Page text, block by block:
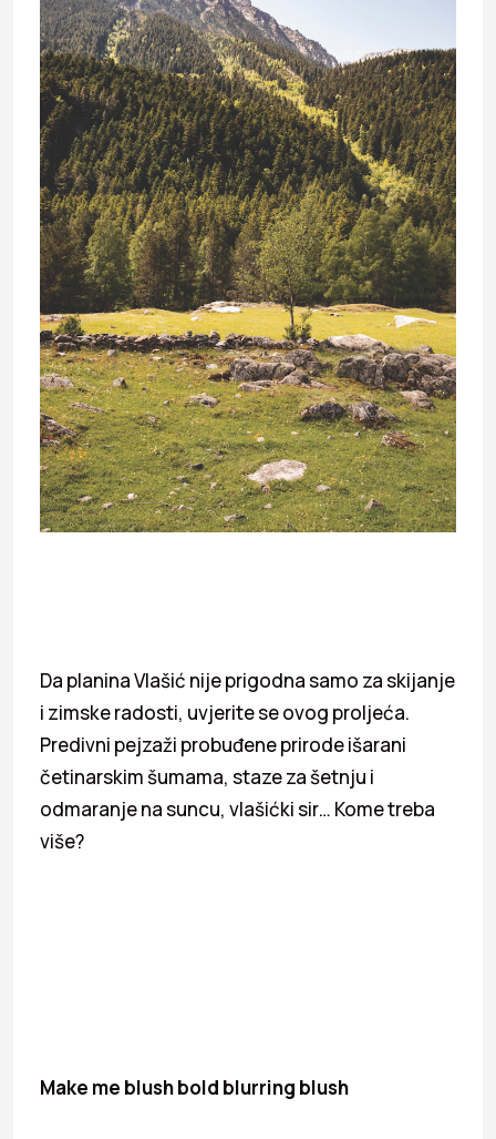
Da planina Vlašić nije prigodna samo za skijanje
i zimske radosti, uvjerite se ovog proljeća.
Predivni pejzaži probuđene prirode išarani
četinarskim šumama, staze za šetnju i
odmaranje na suncu, vlašićki sir… Kome treba
više?
Make me blush bold blurring blush